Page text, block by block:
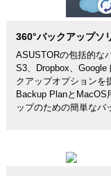
360°バックアップソ
ASUSTORの包括的な
S3、Dropbox、Google
クアップオプションを
Backup PlanとMacOS
ップのための簡単なバ